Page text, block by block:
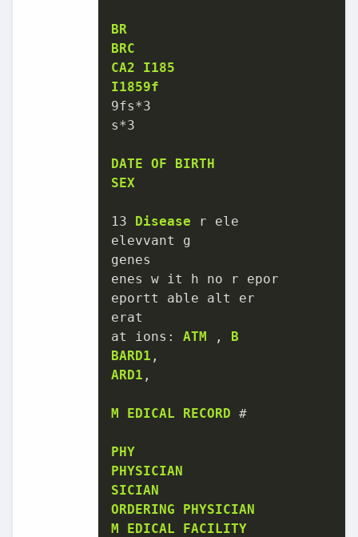
BR
BRC
CA2
I185
I1859f
9fs*3
s*3
DATE OF
BIRTH
SEX
13 Disease r ele
elevvant g
genes
enes w it h no r epor
eportt able alt er
erat
at ions: ATM , B
BARD1
ARD1 ,
M EDICAL RECORD #
PHY
PHYSICIAN
SICIAN
ORDERING
PHYSICIAN
M
EDICAL
FACILITY